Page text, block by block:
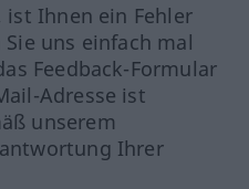
ist Ihnen ein Fehler
uns einfach mal
Feedback-Formular
Adresse ist
unserem
Ihrer